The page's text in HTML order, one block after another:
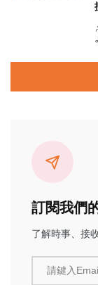
訂閱我們
了解時事、接
請鍵入